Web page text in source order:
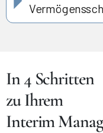
In 4 Schritten
zu Ihrem
Interim